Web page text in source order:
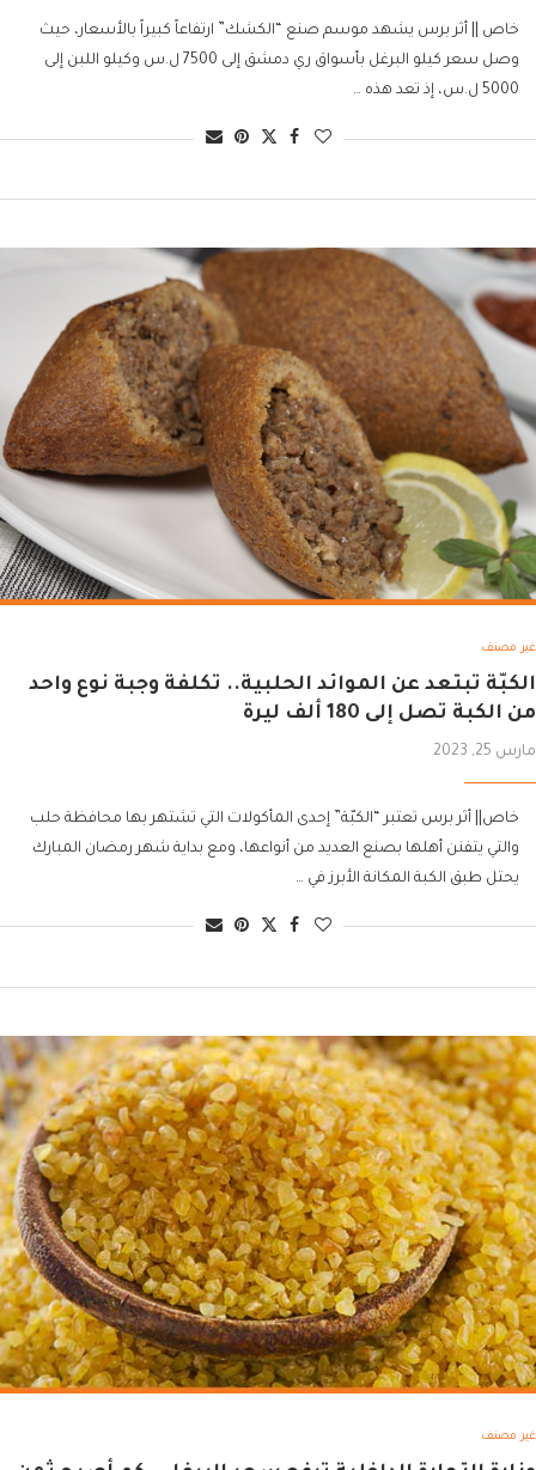
خاص || أثر برس يشهد موسم صنع “الكشك” ارتفاعاً كبيراً بالأسعار، حيث
وصل سعر كيلو البرغل بأسواق ري دمشق إلى 7500 ل.س وكيلو اللبن إلى
5000 ل.س، إذ تعد هذه …
غير مصنف
الكبّة تبتعد عن الموائد الحلبية.. تكلفة وجبة نوع واحد
من الكبة تصل إلى 180 ألف ليرة
مارس 25, 2023
خاص|| أثر برس تعتبر “الكبّة” إحدى المأكولات التي تشتهر بها محافظة حلب
والتي يتفنن أهلها بصنع العديد من أنواعها، ومع بداية شهر رمضان المبارك
يحتل طبق الكبة المكانة الأبرز في …
غير مصنف